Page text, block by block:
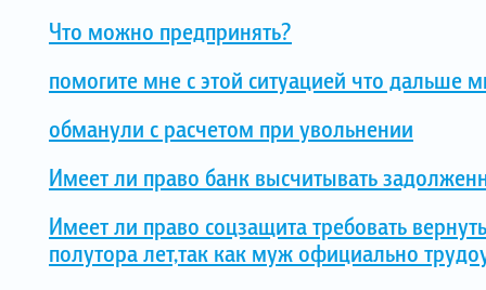
Что можно предпринять?
помогите мне с этой ситуацией что дальше
обманули с расчетом при увольнении
Имеет ли право банк высчитывать
Имеет ли право соцзащита требовать
полутора лет,так как муж официально